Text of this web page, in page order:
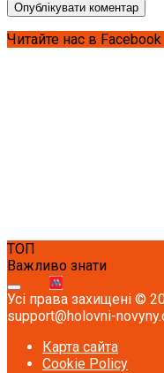
Читайте нас в Facebook
ТОП
Важливо знати
Усі права захищені ©
support@holovni-
Карта сайта
Cookie Policy